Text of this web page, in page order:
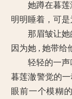
她蹲在暮莲澈
明明睡着，可
那眉皱让她
因为她 , 她带给
轻轻的一声
暮莲澈警觉的
眼前一个模糊